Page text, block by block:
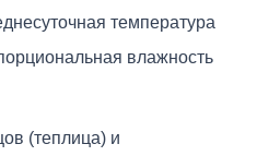
температура
влажность
(теплица) и